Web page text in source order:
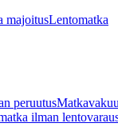
majoitusLentomatka
peruutus
ilman